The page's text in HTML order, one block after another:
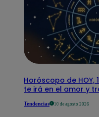
Horóscopo de HOY,
te irá en el amor y
Tendencias 10 de agosto 2026